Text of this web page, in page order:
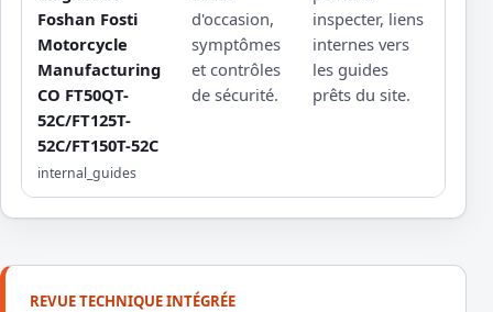
Foshan Fosti
Motorcycle
Manufacturing
CO FT50QT-
52C/FT125T-
52C/FT150T-52C
internal_guides
d'occasion,
symptômes
et contrôles
de sécurité.
inspecter, liens
internes vers
les guides
prêts du site.
REVUE TECHNIQUE INTÉGRÉE